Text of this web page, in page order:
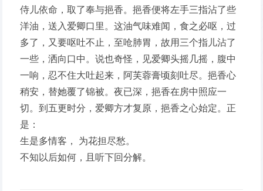
侍儿依命，取了奉与挹香。挹香便将左手三指沾了些
洋油，送入爱卿口里。这油气味难闻，食之必呕，过
多了，又要呕吐不止，至呛肺胃，故用三个指儿沾了
一些，洒向口中。说也奇怪，见爱卿头摇几摇，腹中
一响，忍不住大吐起来，阿芙蓉膏顷刻吐尽。挹香心
稍安，替她覆了锦被。夜已深，挹香在房中照应一
切。到五更时分，爱卿方才复原，挹香之心始定。正
是：
生是多情客， 为花担尽愁。
不知以后如何，且听下回分解。